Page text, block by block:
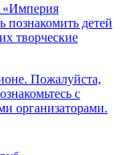
«Империя
познакомить детей
творческие
Пожалуйста,
с
организаторами.